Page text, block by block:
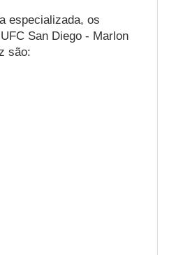
especializada, os
San Diego - Marlon
são: